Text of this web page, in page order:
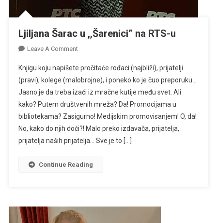
Ljiljana Šarac u ,,Šarenici” na RTS-u
Leave A CommentOn
Šarac
U
,,Šarenici”
Na
RTS-
U
Knjigu koju napišete pročitaće rođaci (najbliži), prijatelji
(pravi), kolege (malobrojne), i poneko ko je čuo preporuku…
Jasno je da treba izaći iz mračne kutije među svet. Ali
kako? Putem društvenih mreža? Da! Promocijama u
bibliotekama? Zasigurno! Medijskim promovisanjem! O, da!
No, kako do njih doći?! Malo preko izdavača, prijatelja,
prijatelja naših prijatelja… Sve je to […]
Continue Reading